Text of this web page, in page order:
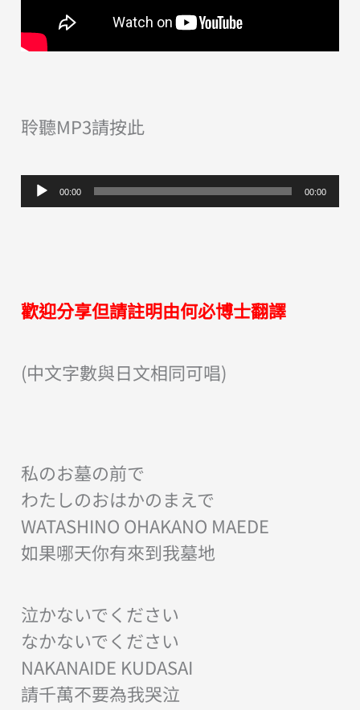
聆聽MP3請按此
音
訊
00:00 00:00
歡迎分享但請註明由何必博士翻譯
(中文字數與日文相同可唱)
私のお墓の前で
わたしのおはかのまえで
WATASHINO OHAKANO MAEDE
如果哪天你有來到我墓地
泣かないでください
なかないでください
NAKANAIDE KUDASAI
請千萬不要為我哭泣